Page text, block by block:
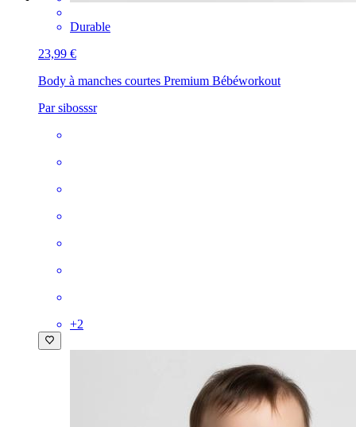
Durable
23,99 €
Body à manches courtes Premium Bébéworkout
Par sibosssr
+2